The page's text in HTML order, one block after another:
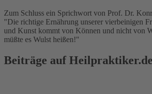
Zum Schluss ein Sprichwort von Prof. Dr.
"Die richtige Ernährung unserer vierbeinigen
und Kunst kommt von Können und nicht von
müßte es Wulst heißen!"
Beiträge auf Heilpraktiker.de